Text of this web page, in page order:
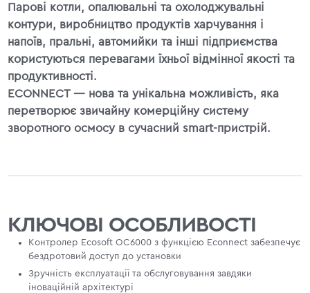
Парові котли, опалювальні та охолоджувальні
контури, виробництво продуктів харчування і
напоїв, пральні, автомийки та інші підприємства
користуються перевагами їхньої відмінної якості та
продуктивності.
ECONNECT — нова та унікальна можливість, яка
перетворює звичайну комерційну систему
зворотного осмосу в сучасний smart-пристрій.
КЛЮЧОВІ ОСОБЛИВОСТІ
Контролер Ecosoft OC6000 з функцією Econnect забезпечує
бездротовий доступ до установки
Зручність експлуатації та обслуговування завдяки
іноваційній архітектурі